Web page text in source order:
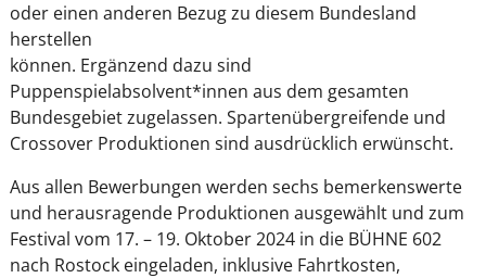
oder einen anderen Bezug zu diesem Bundesland
herstellen
können. Ergänzend dazu sind
Puppenspielabsolvent*innen aus dem gesamten
Bundesgebiet zugelassen. Spartenübergreifende und
Crossover Produktionen sind ausdrücklich erwünscht.
Aus allen Bewerbungen werden sechs bemerkenswerte
und herausragende Produktionen ausgewählt und zum
Festival vom 17. – 19. Oktober 2024 in die BÜHNE 602
nach Rostock eingeladen, inklusive Fahrtkosten,